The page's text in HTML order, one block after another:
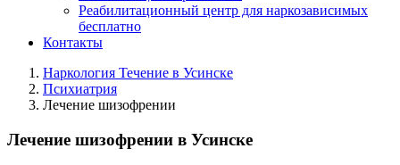
Реабилитационный центр для наркозависимых
бесплатно
Контакты
Наркология Течение в Усинске
Психиатрия
Лечение шизофрении
Лечение шизофрении в Усинске